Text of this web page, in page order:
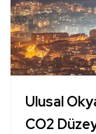
Ulusal
CO2